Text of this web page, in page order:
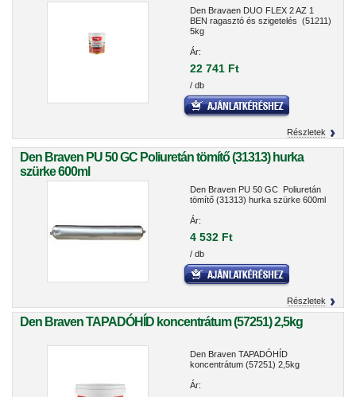
Den Bravaen DUO FLEX 2 AZ 1
BEN ragasztó és szigetelés (51211)
5kg
Ár:
22 741 Ft
/ db
Részletek
Den Braven PU 50 GC Poliuretán tömítő (31313) hurka
szürke 600ml
Den Braven PU 50 GC Poliuretán
tömítő (31313) hurka szürke 600ml
Ár:
4 532 Ft
/ db
Részletek
Den Braven TAPADÓHÍD koncentrátum (57251) 2,5kg
Den Braven TAPADÓHÍD
koncentrátum (57251) 2,5kg
Ár: